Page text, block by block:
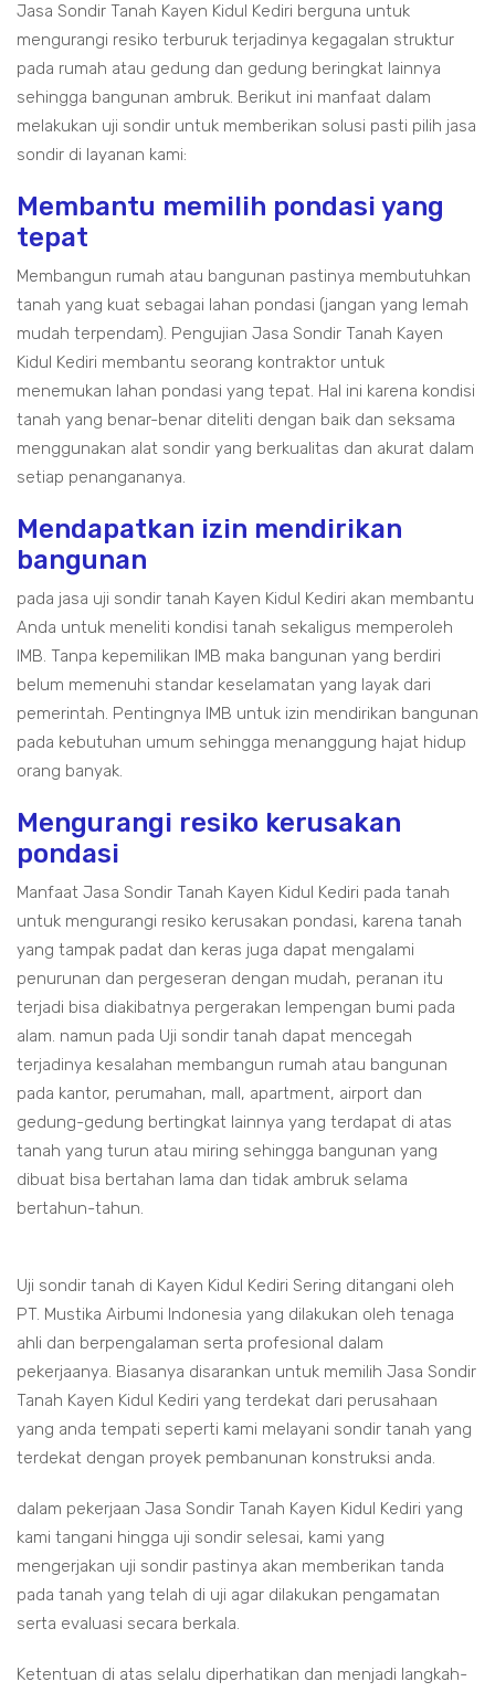
Jasa Sondir Tanah Kayen Kidul Kediri berguna untuk
mengurangi resiko terburuk terjadinya kegagalan struktur
pada rumah atau gedung dan gedung beringkat lainnya
sehingga bangunan ambruk. Berikut ini manfaat dalam
melakukan uji sondir untuk memberikan solusi pasti pilih jasa
sondir di layanan kami:
Membantu memilih pondasi yang
tepat
Membangun rumah atau bangunan pastinya membutuhkan
tanah yang kuat sebagai lahan pondasi (jangan yang lemah
mudah terpendam). Pengujian Jasa Sondir Tanah Kayen
Kidul Kediri membantu seorang kontraktor untuk
menemukan lahan pondasi yang tepat. Hal ini karena kondisi
tanah yang benar-benar diteliti dengan baik dan seksama
menggunakan alat sondir yang berkualitas dan akurat dalam
setiap penangananya.
Mendapatkan izin mendirikan
bangunan
pada jasa uji sondir tanah Kayen Kidul Kediri akan membantu
Anda untuk meneliti kondisi tanah sekaligus memperoleh
IMB. Tanpa kepemilikan IMB maka bangunan yang berdiri
belum memenuhi standar keselamatan yang layak dari
pemerintah. Pentingnya IMB untuk izin mendirikan bangunan
pada kebutuhan umum sehingga menanggung hajat hidup
orang banyak.
Mengurangi resiko kerusakan
pondasi
Manfaat Jasa Sondir Tanah Kayen Kidul Kediri pada tanah
untuk mengurangi resiko kerusakan pondasi, karena tanah
yang tampak padat dan keras juga dapat mengalami
penurunan dan pergeseran dengan mudah, peranan itu
terjadi bisa diakibatnya pergerakan lempengan bumi pada
alam. namun pada Uji sondir tanah dapat mencegah
terjadinya kesalahan membangun rumah atau bangunan
pada kantor, perumahan, mall, apartment, airport dan
gedung-gedung bertingkat lainnya yang terdapat di atas
tanah yang turun atau miring sehingga bangunan yang
dibuat bisa bertahan lama dan tidak ambruk selama
bertahun-tahun.
Uji sondir tanah di Kayen Kidul Kediri Sering ditangani oleh
PT. Mustika Airbumi Indonesia yang dilakukan oleh tenaga
ahli dan berpengalaman serta profesional dalam
pekerjaanya. Biasanya disarankan untuk memilih Jasa Sondir
Tanah Kayen Kidul Kediri yang terdekat dari perusahaan
yang anda tempati seperti kami melayani sondir tanah yang
terdekat dengan proyek pembanunan konstruksi anda.
dalam pekerjaan Jasa Sondir Tanah Kayen Kidul Kediri yang
kami tangani hingga uji sondir selesai, kami yang
mengerjakan uji sondir pastinya akan memberikan tanda
pada tanah yang telah di uji agar dilakukan pengamatan
serta evaluasi secara berkala.
Ketentuan di atas selalu diperhatikan dan menjadi langkah-